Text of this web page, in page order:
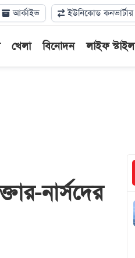
আর্কাইভ ইউনিকোড কনভার্টার
খেলা বিনোদন লাইফ স্টাইল
নার্সদের